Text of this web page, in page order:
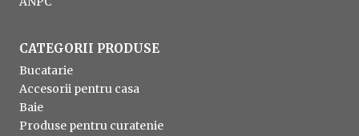
CATEGORII PRODUSE
Bucatarie
Accesorii pentru casa
Baie
Produse pentru curatenie